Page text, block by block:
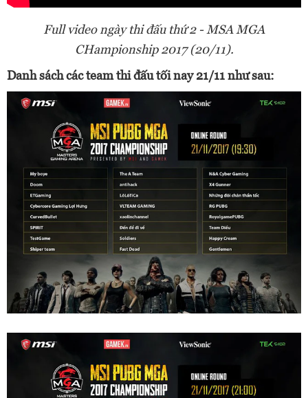
Full video ngày thi đấu thứ 2 - MSA MGA
CHampionship 2017 (20/11).
Danh sách các team thi đấu tối nay 21/11 như sau: